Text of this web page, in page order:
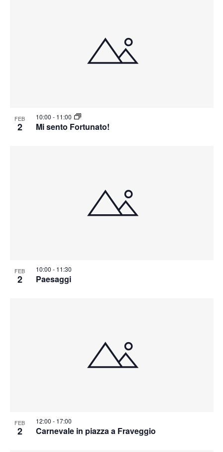
FEB
2 Mi sento Fortunato!
10:00 - 11:00
FEB
2 Paesaggi
10:00 - 11:30
FEB
2 Carnevale in piazza a Fraveggio
12:00 - 17:00